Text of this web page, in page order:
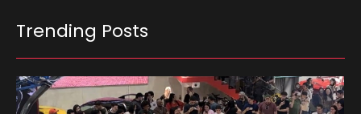
Trending Posts